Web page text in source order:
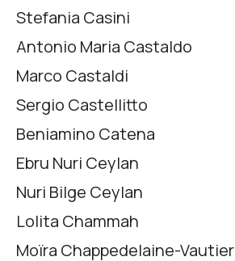
Stefania Casini
Antonio Maria Castaldo
Marco Castaldi
Sergio Castellitto
Beniamino Catena
Ebru Nuri Ceylan
Nuri Bilge Ceylan
Lolita Chammah
Moïra Chappedelaine-Vautier